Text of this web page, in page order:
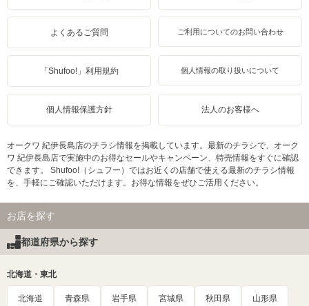
よくあるご質問 ご利用についてのお問い合わせ
「Shufoo!」利用規約 個人情報の取り扱いについて
個人情報保護方針 法人のお客様へ
オークワ 紀伊長島店のチラシ情報を掲載しています。最新のチラシで、オーク
ワ 紀伊長島店で実施中のお得なセールやキャンペーン、特売情報をすぐに確認
できます。 Shufoo!（シュフー）ではお近くの店舗で使える最新のチラシ情報
を、手軽にご確認いただけます。お得な情報をぜひご活用ください。
お店を探す
都道府県から探す
北海道・東北
北海道 青森県 岩手県 宮城県 秋田県 山形県